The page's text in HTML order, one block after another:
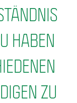
HABEN
ZU